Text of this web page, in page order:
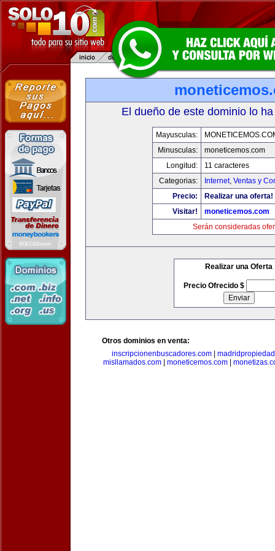
El dueño de este dominio lo
Mayusculas:
Minusculas:
moneticemos.com
Longitud:
11 caracteres
Categorias:
Internet, Ventas y
Precio:
Realizar una oferta!
Visitar!
moneticemos.com
Serán consideradas
Realizar una Oferta
Precio Ofrecido $
Otros dominios en venta:
inscripcionenbuscadores.com|
misllamados.com| moneticemos.com|